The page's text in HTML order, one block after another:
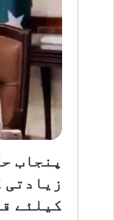
پنجاب
زیادتی
کیلئے